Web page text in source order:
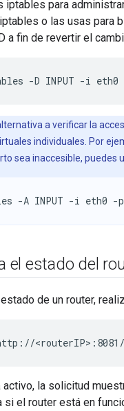
iptables para
o las usas para
a fin de revertir el
-D INPUT -i
a verificar la
individuales. Por
sea inaccesible, puedes
-A INPUT -i eth0 -
el estado del
de un router,
la solicitud
si el router está en